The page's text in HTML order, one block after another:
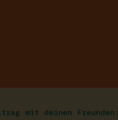
mit deinen Freunden: